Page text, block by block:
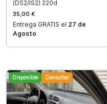
(DS2/IS2) 220d
35,00 €
Entrega GRATIS el 27 de
Agosto
Disponible Consultar